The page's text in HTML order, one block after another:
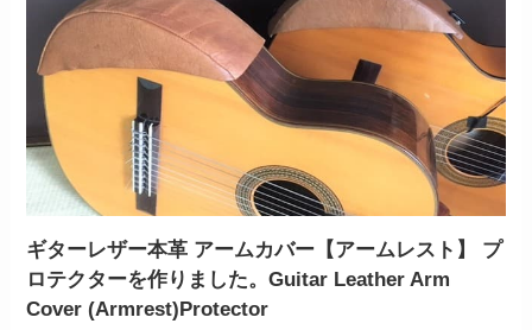
ギターレザー本革 アームカバー【アームレスト】 プ
ロテクターを作りました。Guitar Leather Arm
Cover (Armrest)Protector